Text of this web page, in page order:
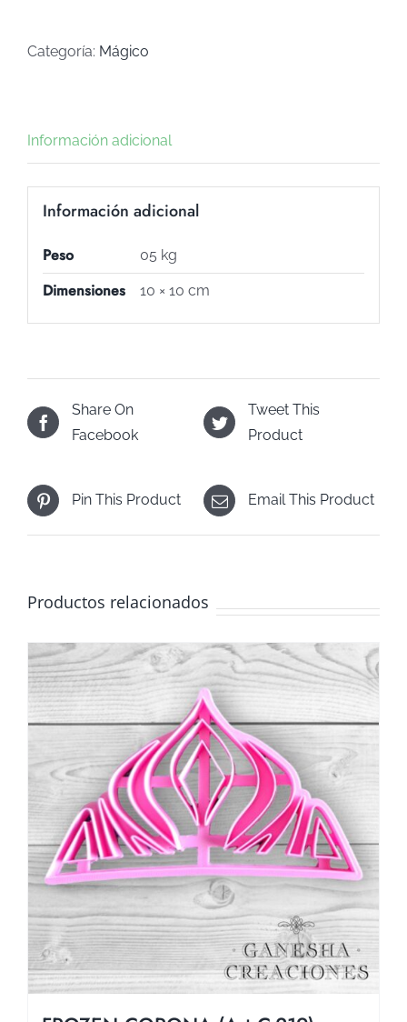
C-
Categoría: Mágico
Información adicional
Información adicional
Peso 05 kg
Dimensiones 10 × 10 cm
Share On
Facebook
Tweet This
Product
Pin This Product Email This Product
Productos relacionados